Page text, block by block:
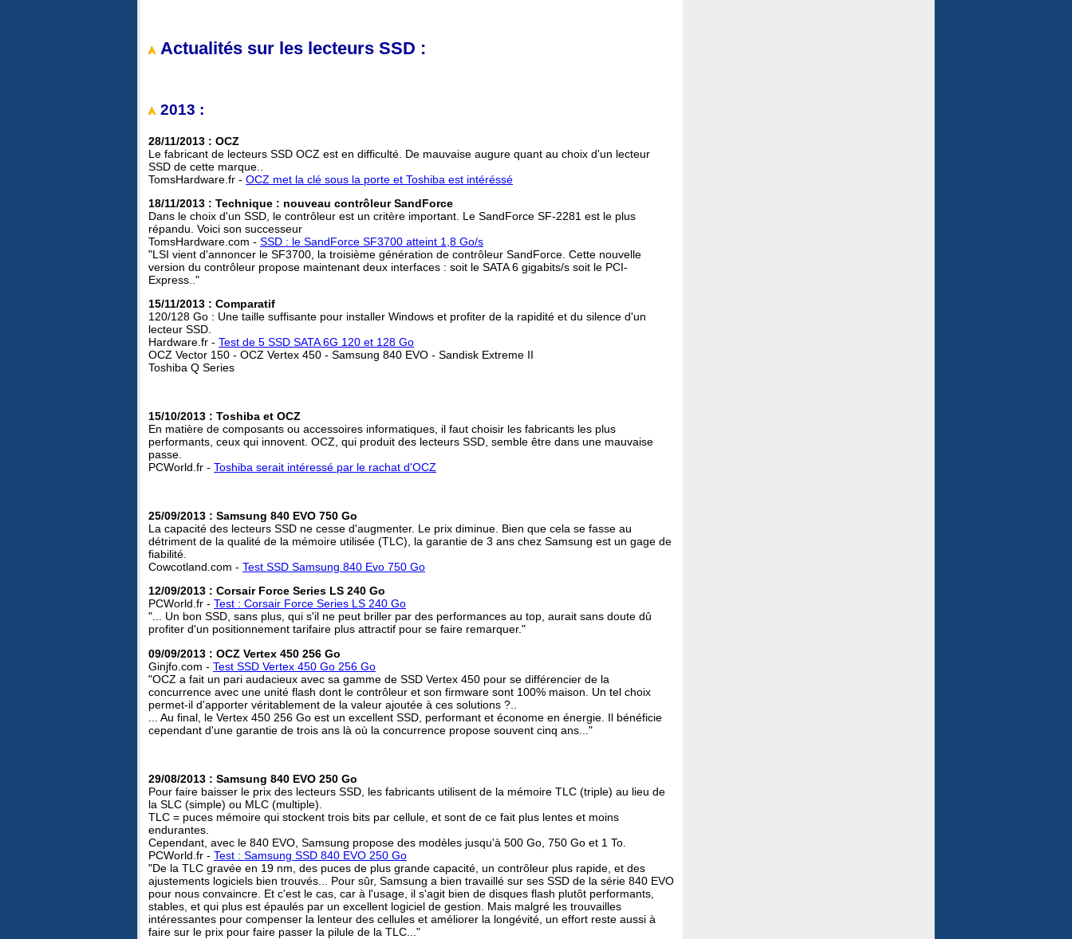
Actualités sur les lecteurs SSD :
2013 :
28/11/2013 : OCZ
Le fabricant de lecteurs SSD OCZ est en difficulté. De mauvaise augure quant au choix d'un lecteur
SSD de cette marque..
TomsHardware.fr - OCZ met la clé sous la porte et Toshiba est intéréssé
18/11/2013 : Technique : nouveau contrôleur SandForce
Dans le choix d'un SSD, le contrôleur est un critère important. Le SandForce SF-2281 est le plus
répandu. Voici son successeur
TomsHardware.com - SSD : le SandForce SF3700 atteint 1,8 Go/s
"LSI vient d'annoncer le SF3700, la troisième génération de contrôleur SandForce. Cette nouvelle
version du contrôleur propose maintenant deux interfaces : soit le SATA 6 gigabits/s soit le PCI-
Express.."
15/11/2013 : Comparatif
120/128 Go : Une taille suffisante pour installer Windows et profiter de la rapidité et du silence d'un
lecteur SSD.
Hardware.fr - Test de 5 SSD SATA 6G 120 et 128 Go
OCZ Vector 150 - OCZ Vertex 450 - Samsung 840 EVO - Sandisk Extreme II
Toshiba Q Series
15/10/2013 : Toshiba et OCZ
En matière de composants ou accessoires informatiques, il faut choisir les fabricants les plus
performants, ceux qui innovent. OCZ, qui produit des lecteurs SSD, semble être dans une mauvaise
passe.
PCWorld.fr - Toshiba serait intéressé par le rachat d'OCZ
25/09/2013 : Samsung 840 EVO 750 Go
La capacité des lecteurs SSD ne cesse d'augmenter. Le prix diminue. Bien que cela se fasse au
détriment de la qualité de la mémoire utilisée (TLC), la garantie de 3 ans chez Samsung est un gage de
fiabilité.
Cowcotland.com - Test SSD Samsung 840 Evo 750 Go
12/09/2013 : Corsair Force Series LS 240 Go
PCWorld.fr - Test : Corsair Force Series LS 240 Go
"... Un bon SSD, sans plus, qui s'il ne peut briller par des performances au top, aurait sans doute dû
profiter d'un positionnement tarifaire plus attractif pour se faire remarquer."
09/09/2013 : OCZ Vertex 450 256 Go
Ginjfo.com - Test SSD Vertex 450 Go 256 Go
"OCZ a fait un pari audacieux avec sa gamme de SSD Vertex 450 pour se différencier de la
concurrence avec une unité flash dont le contrôleur et son firmware sont 100% maison. Un tel choix
permet-il d'apporter véritablement de la valeur ajoutée à ces solutions ?..
... Au final, le Vertex 450 256 Go est un excellent SSD, performant et économe en énergie. Il bénéficie
cependant d'une garantie de trois ans là où la concurrence propose souvent cinq ans..."
29/08/2013 : Samsung 840 EVO 250 Go
Pour faire baisser le prix des lecteurs SSD, les fabricants utilisent de la mémoire TLC (triple) au lieu de
la SLC (simple) ou MLC (multiple).
TLC = puces mémoire qui stockent trois bits par cellule, et sont de ce fait plus lentes et moins
endurantes.
Cependant, avec le 840 EVO, Samsung propose des modèles jusqu'à 500 Go, 750 Go et 1 To.
PCWorld.fr - Test : Samsung SSD 840 EVO 250 Go
"De la TLC gravée en 19 nm, des puces de plus grande capacité, un contrôleur plus rapide, et des
ajustements logiciels bien trouvés... Pour sûr, Samsung a bien travaillé sur ses SSD de la série 840 EVO
pour nous convaincre. Et c'est le cas, car à l'usage, il s'agit bien de disques flash plutôt performants,
stables, et qui plus est épaulés par un excellent logiciel de gestion. Mais malgré les trouvailles
intéressantes pour compenser la lenteur des cellules et améliorer la longévité, un effort reste aussi à
faire sur le prix pour faire passer la pilule de la TLC..."